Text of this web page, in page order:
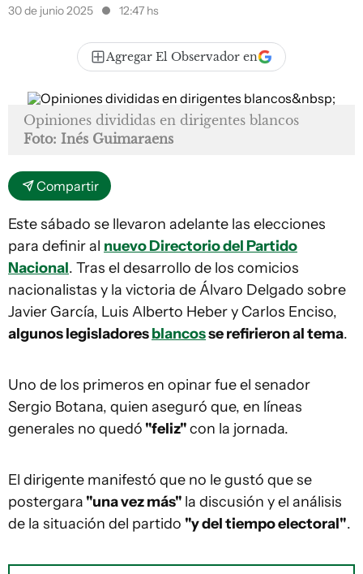
30 de junio 2025 12:47 hs
Agregar El Observador en
Opiniones divididas en dirigentes blancos
Foto: Inés Guimaraens
Compartir
Este sábado se llevaron adelante las elecciones
para definir al nuevo Directorio del Partido
Nacional. Tras el desarrollo de los comicios
nacionalistas y la victoria de Álvaro Delgado sobre
Javier García, Luis Alberto Heber y Carlos Enciso,
algunos legisladoresblancosse refirieron al tema.
Uno de los primeros en opinar fue el senador
Sergio Botana, quien aseguró que, en líneas
generales no quedó "feliz"con la jornada.
El dirigente manifestó que no le gustó que se
postergara "una vez más" la discusión y el análisis
de la situación del partido "y del tiempo electoral".